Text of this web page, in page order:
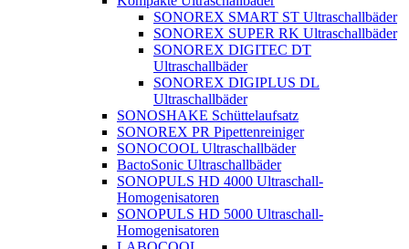
SONOREX SMART ST Ultraschallbäder
SONOREX SUPER RK Ultraschallbäder
SONOREX DIGITEC DT
Ultraschallbäder
SONOREX DIGIPLUS DL
Ultraschallbäder
SONOSHAKE Schüttelaufsatz
SONOREX PR Pipettenreiniger
SONOCOOL Ultraschallbäder
BactoSonic Ultraschallbäder
SONOPULS HD 4000 Ultraschall-
Homogenisatoren
SONOPULS HD 5000 Ultraschall-
Homogenisatoren